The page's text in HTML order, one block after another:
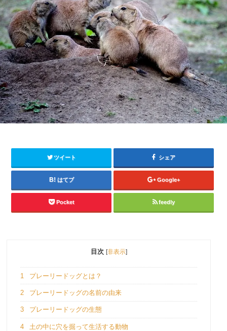
ツイート シェア
はてブ Google+
Pocket feedly
目次 [非表示]
1 プレーリードッグとは？
2 プレーリードッグの名前の由来
3 プレーリードッグの生態
4 土の中に穴を掘って生活する動物